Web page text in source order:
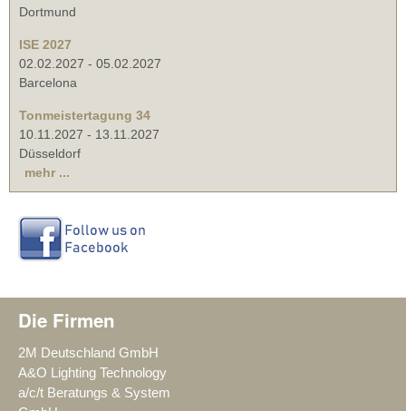
Dortmund
ISE 2027
02.02.2027 - 05.02.2027
Barcelona
Tonmeistertagung 34
10.11.2027 - 13.11.2027
Düsseldorf
mehr ...
Die Firmen
2M Deutschland GmbH
A&O Lighting Technology
a/c/t Beratungs & System